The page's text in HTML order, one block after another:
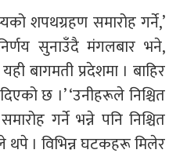
शपथग्रहण समारोह गर्ने,’
सुनाउँदै मंगलबार भने,
बागमती प्रदेशमा । बाहिर
छ ।’ ‘उनीहरूले निश्चित
गर्ने भन्ने पनि निश्चित
थपे । विभिन्न घटकहरू मिलेर